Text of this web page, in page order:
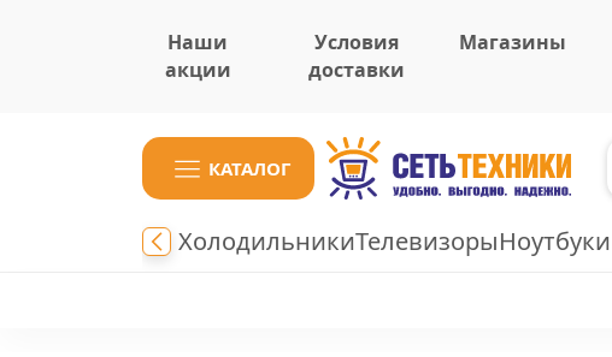
Наши
акции
Условия
доставки
Магазины
КАТАЛОГ
ХолодильникиТелевизорыНоутбуки